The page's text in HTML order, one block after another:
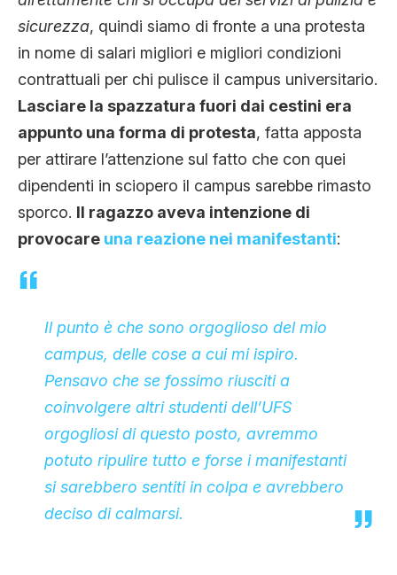
sicurezza, quindi siamo di fronte a una protesta
in nome di salari migliori e migliori condizioni
contrattuali per chi pulisce il campus universitario.
Lasciare la spazzatura fuori dai cestini era
appunto una forma di protesta, fatta apposta
per attirare l’attenzione sul fatto che con quei
dipendenti in sciopero il campus sarebbe rimasto
sporco. Il ragazzo aveva intenzione di
provocare una reazione nei manifestanti:
Il punto è che sono orgoglioso del mio
campus, delle cose a cui mi ispiro.
Pensavo che se fossimo riusciti a
coinvolgere altri studenti dell’UFS
orgogliosi di questo posto, avremmo
potuto ripulire tutto e forse i manifestanti
si sarebbero sentiti in colpa e avrebbero
deciso di calmarsi.